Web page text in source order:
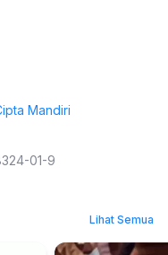
Mandiri
01-9
Lihat Semua